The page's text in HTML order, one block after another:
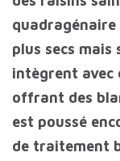
quadragénaire
plus secs
intègrent avec
offrant des
est poussé
de traitement